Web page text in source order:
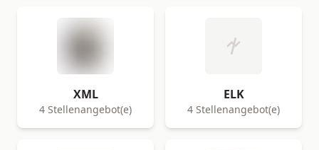
XML
4 Stellenangebot(e)
ELK
4 Stellenangebot(e)